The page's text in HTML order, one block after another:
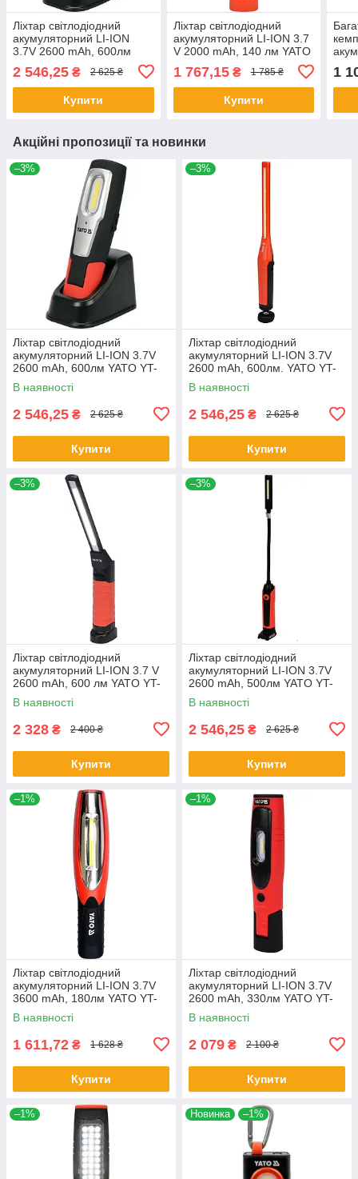
Ліхтар світлодіодний
акумуляторний LI-ION
3.7V 2600 mAh, 600лм
2 546,25 ₴ 2 625 ₴
Купити
Ліхтар світлодіодний
акумуляторний LI-ION 3.7
V 2000 mAh, 140 лм YATO
1 767,15₴ 1 785 ₴
Купити
1
Акційні пропозиції та новинки
–3%
Ліхтар світлодіодний
акумуляторний LI-ION 3.7V
2600 mAh, 600лм YATO YT-
08558
В наявності
2 546,25 ₴ 2 625 ₴
Купити
–3%
Ліхтар світлодіодний
акумуляторний LI-ION 3.7V
2600 mAh, 600лм. YATO YT-
08519
В наявності
2 546,25 ₴ 2 625 ₴
Купити
–3%
Ліхтар світлодіодний
акумуляторний LI-ION 3.7 V
2600 mAh, 600 лм YATO YT-
08518
В наявності
2 328 ₴ 2 400 ₴
Купити
–3%
Ліхтар світлодіодний
акумуляторний LI-ION 3.7V
2600 mAh, 500лм YATO YT-
08527
В наявності
2 546,25 ₴ 2 625 ₴
Купити
–1%
Ліхтар світлодіодний
акумуляторний LI-ION 3.7V
3600 mAh, 180лм YATO YT-
08502
В наявності
1 611,72 ₴ 1 628 ₴
Купити
–1%
Ліхтар світлодіодний
акумуляторний LI-ION 3.7V
2600 mAh, 330лм YATO YT-
085081
В наявності
2 079 ₴ 2 100 ₴
Купити
–1% Новинка –1%